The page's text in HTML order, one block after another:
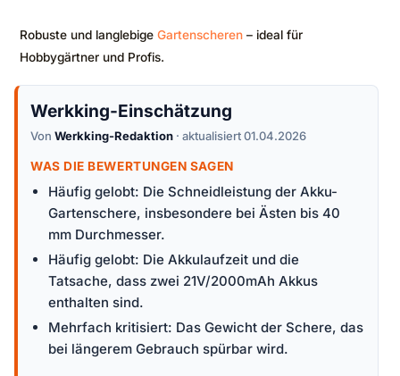
Robuste und langlebige Gartenscheren – ideal für
Hobbygärtner und Profis.
Werkking-Einschätzung
Von Werkking-Redaktion · aktualisiert 01.04.2026
WAS DIE BEWERTUNGEN SAGEN
Häufig gelobt: Die Schneidleistung der Akku-
Gartenschere, insbesondere bei Ästen bis 40
mm Durchmesser.
Häufig gelobt: Die Akkulaufzeit und die
Tatsache, dass zwei 21V/2000mAh Akkus
enthalten sind.
Mehrfach kritisiert: Das Gewicht der Schere, das
bei längerem Gebrauch spürbar wird.